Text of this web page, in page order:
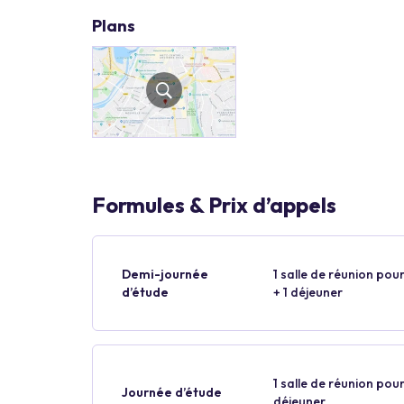
Plans
Formules & Prix d’appels
Demi-journée
d’étude
1 salle de réunion
+ 1 déjeuner
Journée d’étude
1 salle de réunion